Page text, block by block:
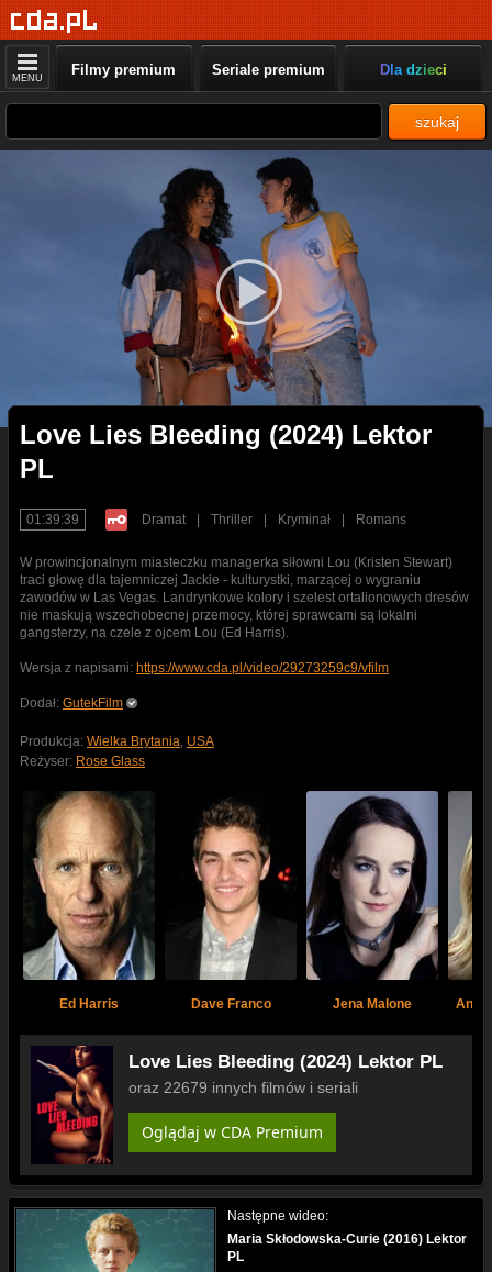
MENU Filmy premium Seriale premium Dla dzieci
szukaj
Love Lies Bleeding (2024) Lektor
PL
01:39:39 Dramat Thriller Kryminał Romans
W prowincjonalnym miasteczku managerka siłowni Lou (Kristen Stewart)
traci głowę dla tajemniczej Jackie - kulturystki, marzącej o wygraniu
zawodów w Las Vegas. Landrynkowe kolory i szelest ortalionowych dresów
nie maskują wszechobecnej przemocy, której sprawcami są lokalni
gangsterzy, na czele z ojcem Lou (Ed Harris).
Wersja z napisami: https://www.cda.pl/video/29273259c9/vfilm
Dodał: GutekFilm
Produkcja: Wielka Brytania, USA
Reżyser: Rose Glass
Ed Harris Dave Franco Jena Malone
Love Lies Bleeding (2024) Lektor PL
oraz 22679 innych filmów i seriali
Oglądaj w CDA Premium
Następne wideo:
Maria Skłodowska-Curie (2016) Lektor
PL